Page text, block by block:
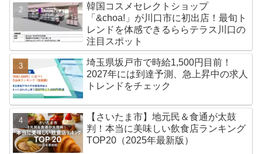
韓国コスメセレクトショップ
「&choa!」が川口市に初出店！最旬ト
レンドを体感できるららテラス川口の
注目スポット
埼玉県坂戸市で時給1,500円目前！
2027年には到達予測、急上昇中の求人
トレンドをチェック
【さいたま市】地元民＆食通が太鼓
判！本当に美味しい飲食店ランキング
TOP20（2025年最新版）